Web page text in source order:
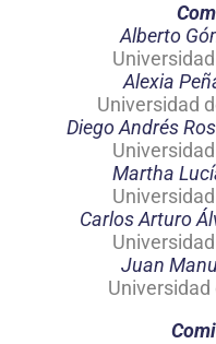
Alberto
Alexia
Universidad
Diego Andrés
Martha
Carlos Arturo
Juan
Universidad